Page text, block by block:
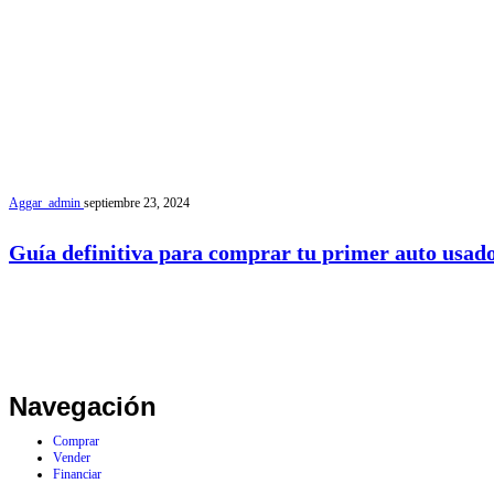
Aggar_admin septiembre 23, 2024
Guía definitiva para comprar tu primer auto
Navegación
Comprar
Vender
Financiar